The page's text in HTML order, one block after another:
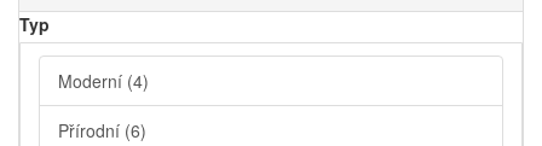
Typ
Moderní (4)
Přírodní (6)